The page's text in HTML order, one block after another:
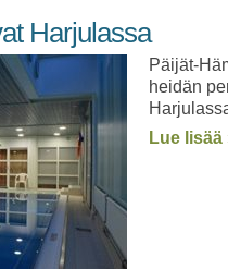
Harjulassa
Päijät-
heidän
Lue lisää